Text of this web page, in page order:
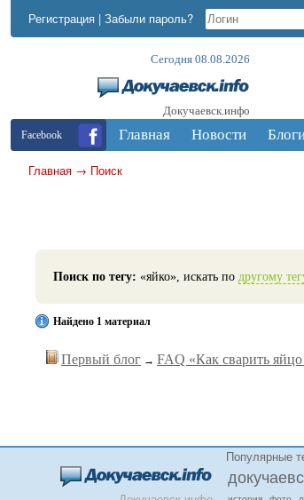
Регистрация | Забыли пароль?
Сегодня 08.08.2026
Докучаевск.инфо
Facebook Главная Новости
Главная → Поиск
Поиск по тегу: «яйко», искать по другому
Найдено 1 материал
Первый блог → FAQ «Как сварить
Популярные